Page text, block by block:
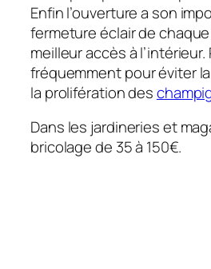
Enfin l’ouverture a son
fermeture éclair de
meilleur accès à
fréquemment pour éviter
la prolifération des
Dans les jardineries et
bricolage de 35 à 150€.